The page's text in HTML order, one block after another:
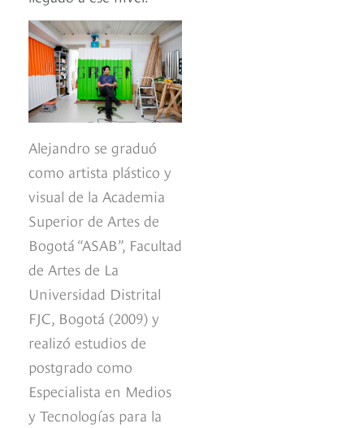
Alejandro se graduó
como artista plástico y
visual de la Academia
Superior de Artes de
Bogotá “ASAB”, Facultad
de Artes de La
Universidad Distrital
FJC, Bogotá (2009) y
realizó estudios de
postgrado como
Especialista en Medios
y Tecnologías para la